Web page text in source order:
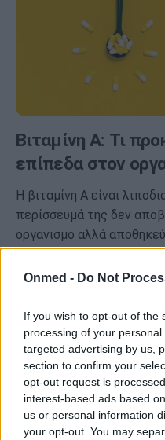
Onmed - Do Not
If you wish to opt-out of the
processing of your
targeted advertising by us,
section to confirm your
opt-out request is
interest-based ads based
us or personal information
your opt-out. You may
Βιταμίνη Α: Τι
επίπεδα στον
Η βιταμίνη Α είναι
περίσσευμά της δεν
οργανισμό αλλά